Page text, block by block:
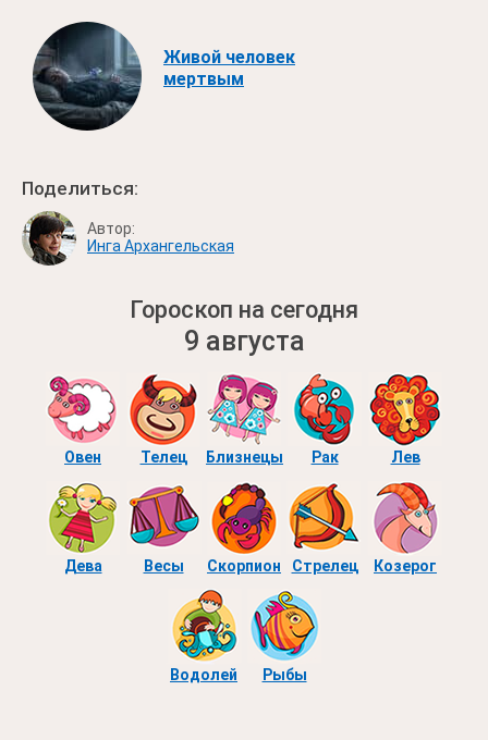
Живой человек
мертвым
Поделиться:
Автор:
Инга Архангельская
Гороскоп на сегодня
9 августа
Овен Телец Близнецы Рак Лев
Дева Весы Скорпион Стрелец Козерог
Водолей Рыбы